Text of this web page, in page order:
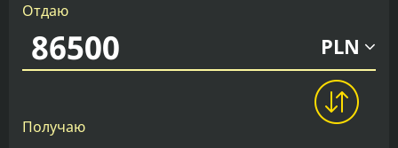
Отдаю
PLN
Получаю